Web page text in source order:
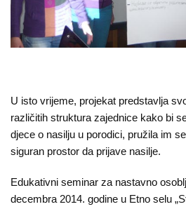
licem
Sigurna
Pravna
pomoć
Antitrafiking
Kampanje
U isto vrijeme, projekat predstavlja
različitih struktura zajednice kako bi
djece o nasilju u porodici, pružila im
siguran prostor da prijave nasilje.
Edukativni seminar za nastavno
decembra 2014. godine u Etno selu